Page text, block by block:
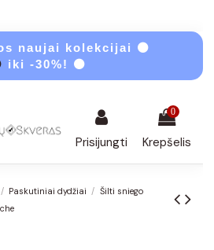
naujai kolekcijai ⚫
iki -30%! ⚫
Prisijungti
0
Krepšelis
Paskutiniai dydžiai
Šilti sniego